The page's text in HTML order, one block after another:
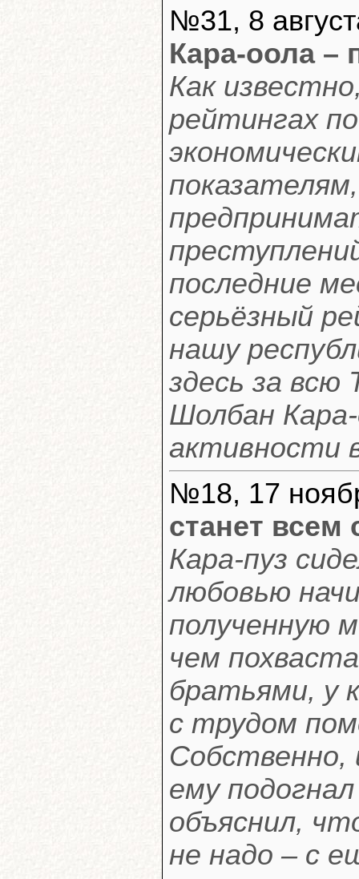
№31, 8
Кара-оола –
Как
рейтингах
последние
серьёзный
нашу
здесь за всю
Шолбан
активности
№18, 17
станет всем
Кара-пуз
любовью
полученную
чем
братьями, у
с трудом
Собственно,
ему
объяснил,
не надо – с